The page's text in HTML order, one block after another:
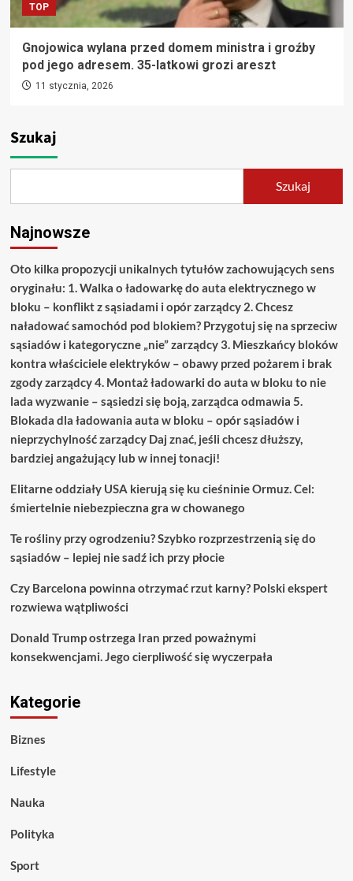
TOP
Gnojowica wylana przed domem ministra i groźby
pod jego adresem. 35-latkowi grozi areszt
11 stycznia, 2026
Szukaj
Szukaj
Najnowsze
Oto kilka propozycji unikalnych tytułów zachowujących sens
oryginału: 1. Walka o ładowarkę do auta elektrycznego w
bloku – konflikt z sąsiadami i opór zarządcy 2. Chcesz
naładować samochód pod blokiem? Przygotuj się na sprzeciw
sąsiadów i kategoryczne „nie” zarządcy 3. Mieszkańcy bloków
kontra właściciele elektryków – obawy przed pożarem i brak
zgody zarządcy 4. Montaż ładowarki do auta w bloku to nie
lada wyzwanie – sąsiedzi się boją, zarządca odmawia 5.
Blokada dla ładowania auta w bloku – opór sąsiadów i
nieprzychylność zarządcy Daj znać, jeśli chcesz dłuższy,
bardziej angażujący lub w innej tonacji!
Elitarne oddziały USA kierują się ku cieśninie Ormuz. Cel:
śmiertelnie niebezpieczna gra w chowanego
Te rośliny przy ogrodzeniu? Szybko rozprzestrzenią się do
sąsiadów – lepiej nie sadź ich przy płocie
Czy Barcelona powinna otrzymać rzut karny? Polski ekspert
rozwiewa wątpliwości
Donald Trump ostrzega Iran przed poważnymi
konsekwencjami. Jego cierpliwość się wyczerpała
Kategorie
Biznes
Lifestyle
Nauka
Polityka
Sport